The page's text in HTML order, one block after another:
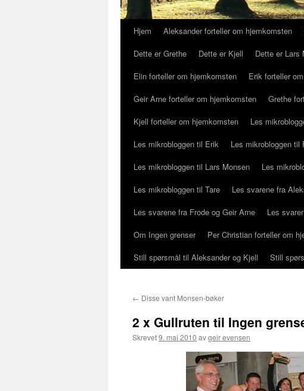
Hopp
innhold
Hjem Aleksander forteller om hjemkomsten
Dette er Grethe
Dette er Kjell Dette er Lars
Elin forteller om hjemkomsten
Erik forteller
Geir Arne forteller om hjemkomsten
Grethe
Kjell forteller om hjemkomsten
Les
Les mikrobloggen til Erik
Les mikrobloggen til
Les mikrobloggen til Lars Monsen
Les
Les mikrobloggen til Tare
Les svarene fra
Les svarene fra Frode og Geir Arne
Les
Om Ingen grenser
Per Christian forteller om
Still spørsmål til Aleksander og Kjell
Still
← Disse vant Monsen-bøker
2 x Gullruten til Ingen
Skrevet9. mai 2010 avgeir evensen